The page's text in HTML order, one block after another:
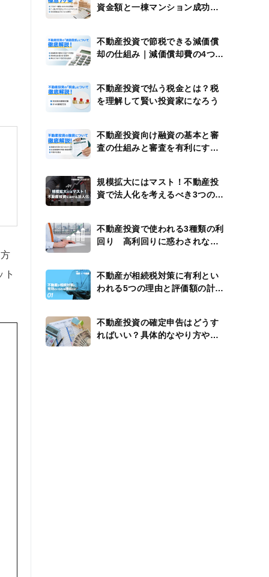
ト
資金額と一棟マンション成功の
不動産投資で節税できる減価償
却の仕組み｜減価償却費の4つの
不動産投資で払う税金とは？税
を理解して賢い投資家になろう
不動産投資向け融資の基本と審
査の仕組みと審査を有利にする
規模拡大にはマスト！不動産投
資で法人化を考えるべき3つのタ
不動産投資で使われる3種類の利
回り 高利回りに惑わされない
不動産が相続税対策に有利とい
われる5つの理由と評価額の計算
不動産投資の確定申告はどうす
ればいい？具体的なやり方や還